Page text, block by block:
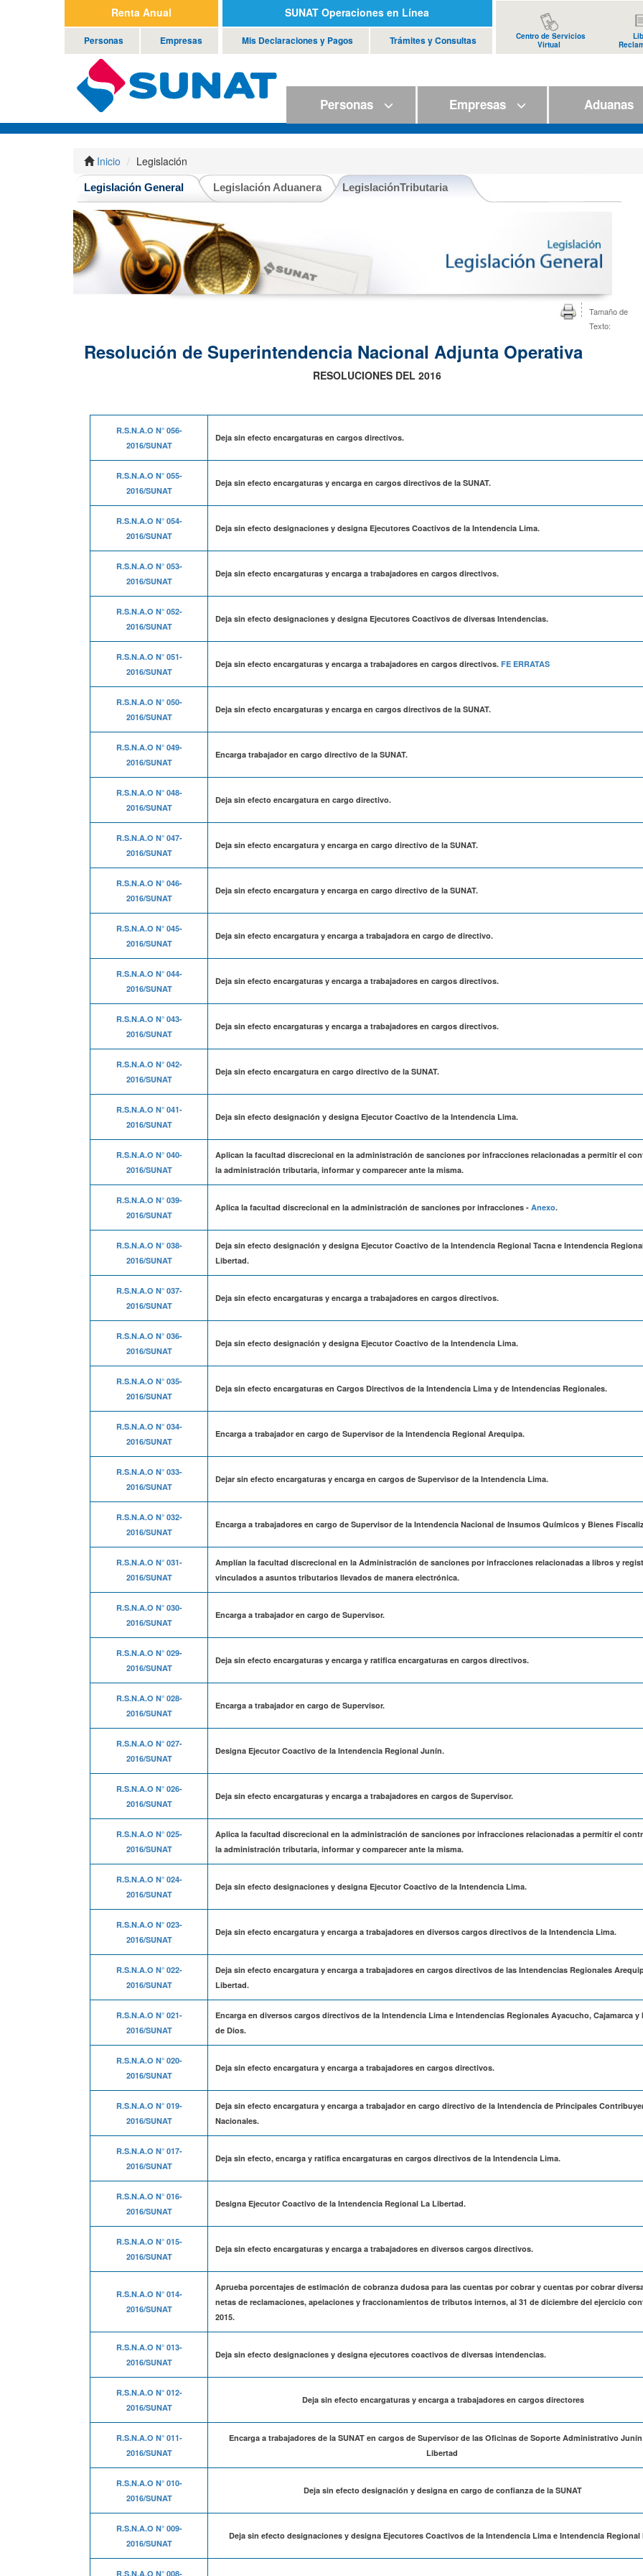
Renta Anual
Personas Empresas
SUNAT Operaciones en Línea
Mis Declaraciones y Pagos Trámites y Consultas
Centro de Servicios
Virtual
Personas Empresas Aduanas
Inicio Legislación
Legislación General Legislación Aduanera LegislaciónTributaria
Tamaño de
Texto:
Resolución de Superintendencia Nacional Adjunta Operativa
RESOLUCIONES DEL 2016
R.S.N.A.O N° 056-
2016/SUNAT
Deja sin efecto encargaturas en cargos directivos.
R.S.N.A.O N° 055-
2016/SUNAT
Deja sin efecto encargaturas y encarga en cargos directivos de la SUNAT.
R.S.N.A.O N° 054-
2016/SUNAT
Deja sin efecto designaciones y designa Ejecutores Coactivos de la Intendencia Lima.
R.S.N.A.O N° 053-
2016/SUNAT
Deja sin efecto encargaturas y encarga a trabajadores en cargos directivos.
R.S.N.A.O N° 052-
2016/SUNAT
Deja sin efecto designaciones y designa Ejecutores Coactivos de diversas Intendencias.
R.S.N.A.O N° 051-
2016/SUNAT
Deja sin efecto encargaturas y encarga a trabajadores en cargos directivos. FE ERRATAS
R.S.N.A.O N° 050-
2016/SUNAT
Deja sin efecto encargaturas y encarga en cargos directivos de la SUNAT.
R.S.N.A.O N° 049-
2016/SUNAT
Encarga trabajador en cargo directivo de la SUNAT.
R.S.N.A.O N° 048-
2016/SUNAT
Deja sin efecto encargatura en cargo directivo.
R.S.N.A.O N° 047-
2016/SUNAT
Deja sin efecto encargatura y encarga en cargo directivo de la SUNAT.
R.S.N.A.O N° 046-
2016/SUNAT
Deja sin efecto encargatura y encarga en cargo directivo de la SUNAT.
R.S.N.A.O N° 045-
2016/SUNAT
Deja sin efecto encargatura y encarga a trabajadora en cargo de directivo.
R.S.N.A.O N° 044-
2016/SUNAT
Deja sin efecto encargaturas y encarga a trabajadores en cargos directivos.
R.S.N.A.O N° 043-
2016/SUNAT
Deja sin efecto encargaturas y encarga a trabajadores en cargos directivos.
R.S.N.A.O N° 042-
2016/SUNAT
Deja sin efecto encargatura en cargo directivo de la SUNAT.
R.S.N.A.O N° 041-
2016/SUNAT
Deja sin efecto designación y designa Ejecutor Coactivo de la Intendencia Lima.
R.S.N.A.O N° 040-
2016/SUNAT
Aplican la facultad discrecional en la administración de sanciones por infracciones relacionadas a permitir el
la administración tributaria, informar y comparecer ante la misma.
R.S.N.A.O N° 039-
2016/SUNAT
Aplica la facultad discrecional en la administración de sanciones por infracciones - Anexo.
R.S.N.A.O N° 038-
2016/SUNAT
Deja sin efecto designación y designa Ejecutor Coactivo de la Intendencia Regional Tacna e Intendencia
Libertad.
R.S.N.A.O N° 037-
2016/SUNAT
Deja sin efecto encargaturas y encarga a trabajadores en cargos directivos.
R.S.N.A.O N° 036-
2016/SUNAT
Deja sin efecto designación y designa Ejecutor Coactivo de la Intendencia Lima.
R.S.N.A.O N° 035-
2016/SUNAT
Deja sin efecto encargaturas en Cargos Directivos de la Intendencia Lima y de Intendencias Regionales.
R.S.N.A.O N° 034-
2016/SUNAT
Encarga a trabajador en cargo de Supervisor de la Intendencia Regional Arequipa.
R.S.N.A.O N° 033-
2016/SUNAT
Dejar sin efecto encargaturas y encarga en cargos de Supervisor de la Intendencia Lima.
R.S.N.A.O N° 032-
2016/SUNAT
Encarga a trabajadores en cargo de Supervisor de la Intendencia Nacional de Insumos Químicos y Bienes
R.S.N.A.O N° 031-
2016/SUNAT
Amplían la facultad discrecional en la Administración de sanciones por infracciones relacionadas a libros y
vinculados a asuntos tributarios llevados de manera electrónica.
R.S.N.A.O N° 030-
2016/SUNAT
Encarga a trabajador en cargo de Supervisor.
R.S.N.A.O N° 029-
2016/SUNAT
Deja sin efecto encargaturas y encarga y ratifica encargaturas en cargos directivos.
R.S.N.A.O N° 028-
2016/SUNAT
Encarga a trabajador en cargo de Supervisor.
R.S.N.A.O N° 027-
2016/SUNAT
Designa Ejecutor Coactivo de la Intendencia Regional Junín.
R.S.N.A.O N° 026-
2016/SUNAT
Deja sin efecto encargaturas y encarga a trabajadores en cargos de Supervisor.
R.S.N.A.O N° 025-
2016/SUNAT
Aplica la facultad discrecional en la administración de sanciones por infracciones relacionadas a permitir el
la administración tributaria, informar y comparecer ante la misma.
R.S.N.A.O N° 024-
2016/SUNAT
Deja sin efecto designaciones y designa Ejecutor Coactivo de la Intendencia Lima.
R.S.N.A.O N° 023-
2016/SUNAT
Deja sin efecto encargatura y encarga a trabajadores en diversos cargos directivos de la Intendencia Lima.
R.S.N.A.O N° 022-
2016/SUNAT
Deja sin efecto encargatura y encarga a trabajadores en cargos directivos de las Intendencias Regionales
Libertad.
R.S.N.A.O N° 021-
2016/SUNAT
Encarga en diversos cargos directivos de la Intendencia Lima e Intendencias Regionales Ayacucho, Cajamarca y
de Dios.
R.S.N.A.O N° 020-
2016/SUNAT
Deja sin efecto encargatura y encarga a trabajadores en cargos directivos.
R.S.N.A.O N° 019-
2016/SUNAT
Deja sin efecto encargatura y encarga a trabajador en cargo directivo de la Intendencia de Principales
Nacionales.
R.S.N.A.O N° 017-
2016/SUNAT
Deja sin efecto, encarga y ratifica encargaturas en cargos directivos de la Intendencia Lima.
R.S.N.A.O N° 016-
2016/SUNAT
Designa Ejecutor Coactivo de la Intendencia Regional La Libertad.
R.S.N.A.O N° 015-
2016/SUNAT
Deja sin efecto encargaturas y encarga a trabajadores en diversos cargos directivos.
R.S.N.A.O N° 014-
2016/SUNAT
Aprueba porcentajes de estimación de cobranza dudosa para las cuentas por cobrar y cuentas por cobrar
netas de reclamaciones, apelaciones y fraccionamientos de tributos internos, al 31 de diciembre del ejercicio
2015.
R.S.N.A.O N° 013-
2016/SUNAT
Deja sin efecto designaciones y designa ejecutores coactivos de diversas intendencias.
R.S.N.A.O N° 012-
2016/SUNAT
Deja sin efecto encargaturas y encarga a trabajadores en cargos directores
R.S.N.A.O N° 011-
2016/SUNAT
Encarga a trabajadores de la SUNAT en cargos de Supervisor de las Oficinas de Soporte Administrativo
Libertad
R.S.N.A.O N° 010-
2016/SUNAT
Deja sin efecto designación y designa en cargo de confianza de la SUNAT
R.S.N.A.O N° 009-
2016/SUNAT
Deja sin efecto designaciones y designa Ejecutores Coactivos de la Intendencia Lima e Intendencia Regional
R.S.N.A.O N° 008-